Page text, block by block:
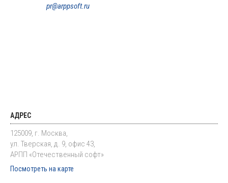
pr@arppsoft.ru
АДРЕС
125009, г. Москва,
ул. Тверская, д. 9, офис 43,
АРПП «Отечественный софт»
Посмотреть на карте